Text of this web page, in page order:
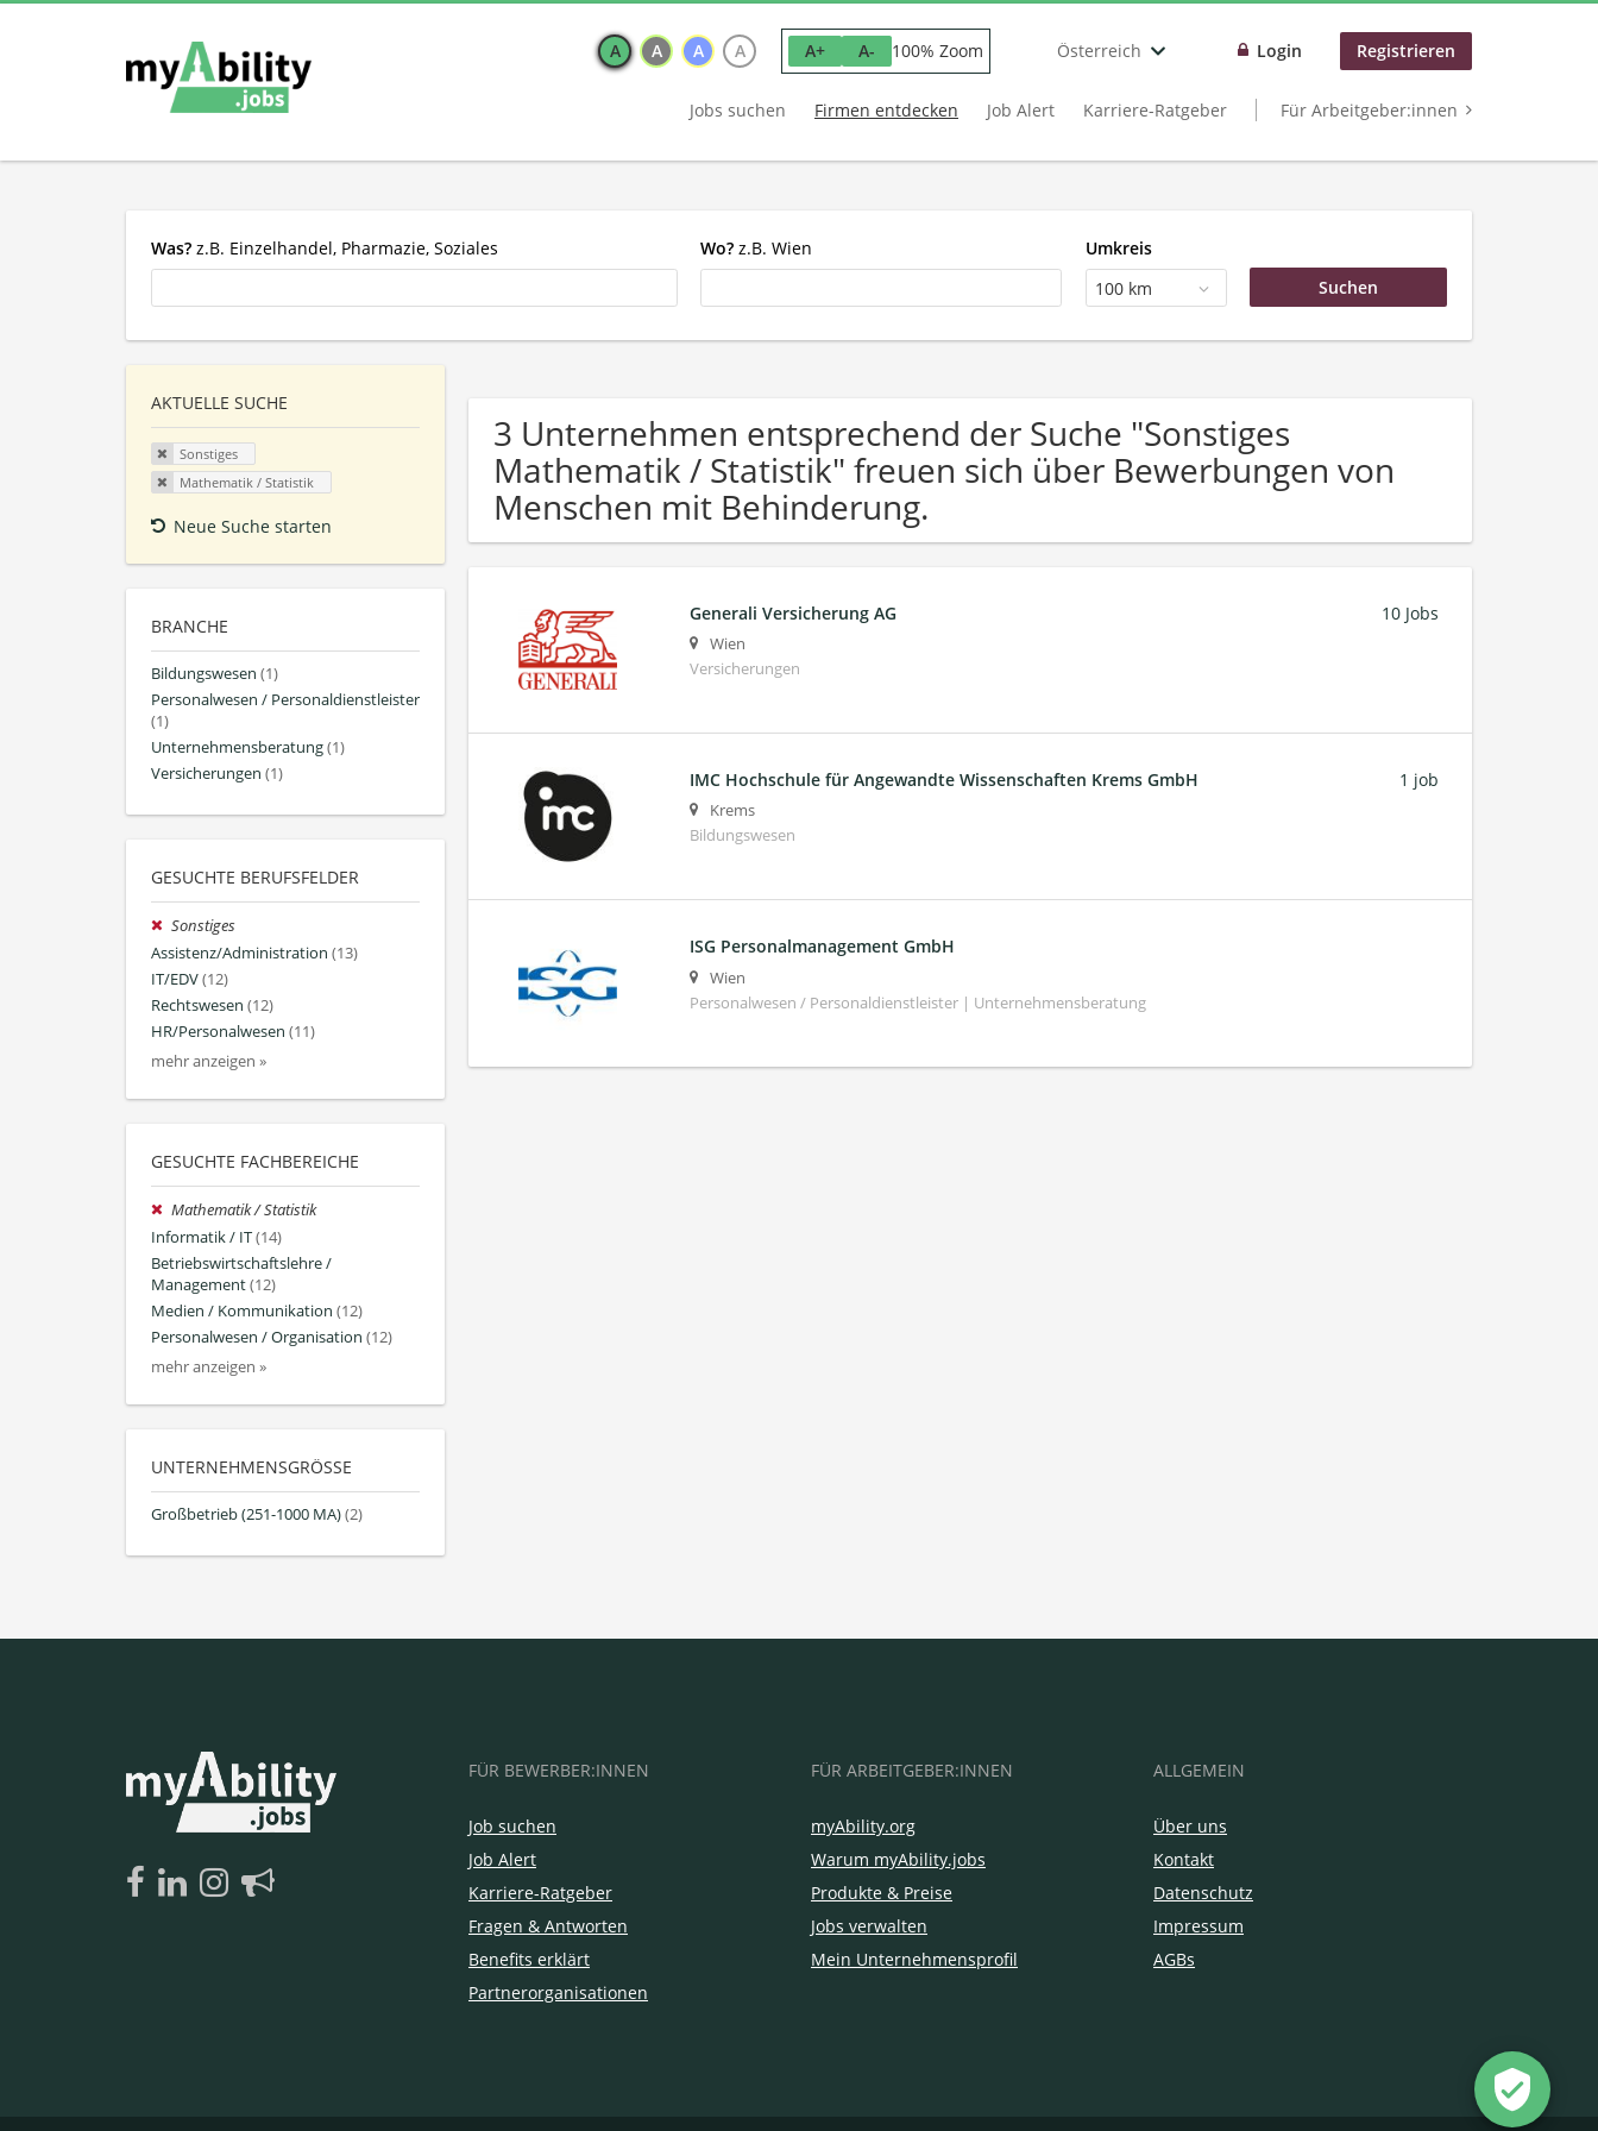
A A A A A+ A- 100% Zoom Österreich Login Registrieren
Jobs suchen Firmen entdecken Job Alert Karriere-Ratgeber Für Arbeitgeber:innen
Was? z.B. Einzelhandel, Pharmazie, Soziales Wo? z.B. Wien
Umkreis
100 km
AKTUELLE SUCHE
Sonstiges
Mathematik / Statistik
Neue Suche starten
BRANCHE
Bildungswesen (1)
Personalwesen / Personaldienstleister
(1)
Unternehmensberatung(1)
Versicherungen (1)
GESUCHTE BERUFSFELDER
Sonstiges
Assistenz/Administration (13)
IT/EDV(12)
Rechtswesen (12)
HR/Personalwesen (11)
mehr anzeigen »
GESUCHTE FACHBEREICHE
Mathematik / Statistik
Informatik / IT(14)
Betriebswirtschaftslehre /
Management(12)
Medien / Kommunikation (12)
Personalwesen / Organisation (12)
mehr anzeigen »
UNTERNEHMENSGRÖSSE
Großbetrieb (251-1000 MA)(2)
3 Unternehmen entsprechend der Suche "Sonstiges
Mathematik / Statistik" freuen sich über Bewerbungen von
Menschen mit Behinderung.
Generali Versicherung AG
Wien
Versicherungen
10 Jobs
IMC Hochschule für Angewandte Wissenschaften Krems GmbH
Krems
Bildungswesen
1 job
ISG Personalmanagement GmbH
Wien
Personalwesen / Personaldienstleister | Unternehmensberatung
FÜR BEWERBER:INNEN
Job suchen
Job Alert
Karriere-Ratgeber
Fragen & Antworten
Benefits erklärt
Partnerorganisationen
FÜR ARBEITGEBER:INNEN
myAbility.org
Warum myAbility.jobs
Produkte & Preise
Jobs verwalten
Mein Unternehmensprofil
ALLGEMEIN
Über uns
Kontakt
Datenschutz
Impressum
AGBs